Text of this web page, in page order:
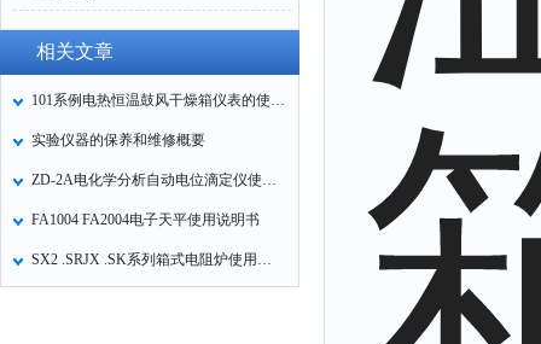
相关文章
101系例电热恒温鼓风干燥箱仪表的使用方法
实验仪器的保养和维修概要
ZD-2A电化学分析自动电位滴定仪使用方法
FA1004 FA2004电子天平使用说明书
SX2 .SRJX .SK系列箱式电阻炉使用操作说明